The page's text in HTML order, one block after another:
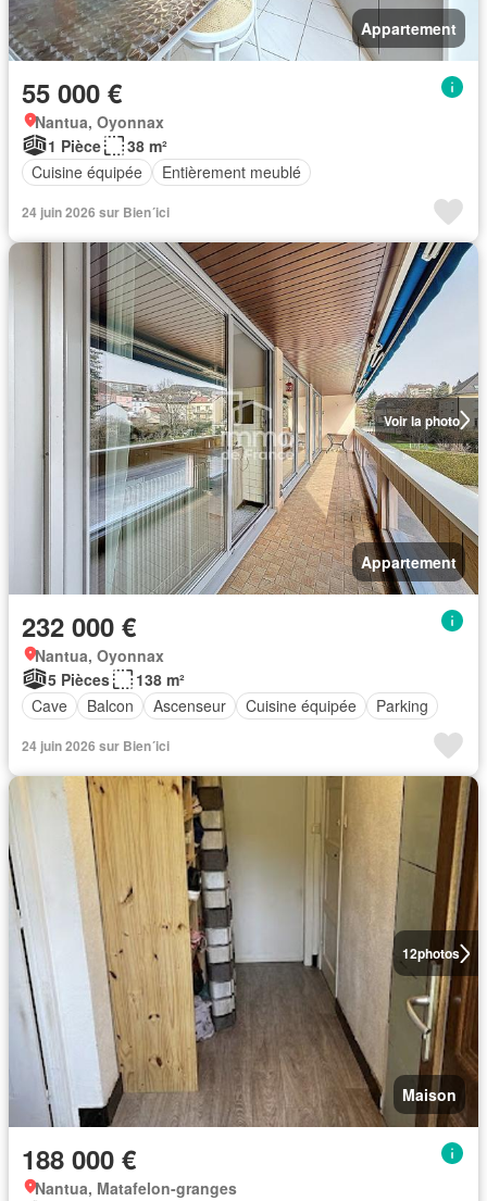
Appartement
55 000 €
Nantua, Oyonnax
1 Pièce
38 m²
Cuisine équipée
Entièrement meublé
24 juin 2026 sur Bien´ici
Voir la photo
Appartement
232 000 €
Nantua, Oyonnax
5 Pièces
138 m²
Cave
Balcon Ascenseur Cuisine équipée Parking
24 juin 2026 sur Bien´ici
12photos
Maison
188 000 €
Nantua, Matafelon-granges